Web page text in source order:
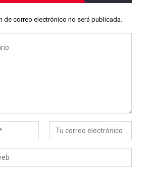
de correo electrónico no será publicada.